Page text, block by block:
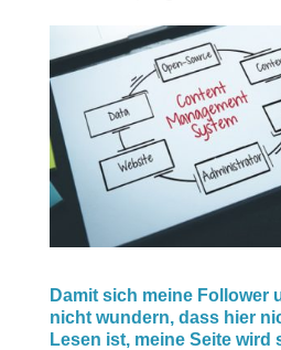
Damit sich meine Follower
nicht wundern, dass hier
Lesen ist, meine Seite wird